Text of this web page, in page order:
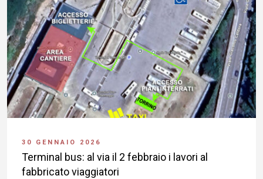
30 GENNAIO 2026
Terminal bus: al via il 2 febbraio i lavori al
fabbricato viaggiatori